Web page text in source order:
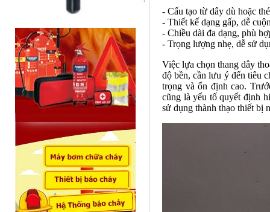
- Cấu tạo từ dây dù hoặc
- Thiết kế dạng gấp, dễ
- Chiều dài đa dạng, phù
- Trọng lượng nhẹ, dễ sử
Việc lựa chọn thang dây
độ bền, cần lưu ý đến tiêu
trọng và ổn định cao.
cũng là yếu tố quyết định
sử dụng thành thạo thiết bị